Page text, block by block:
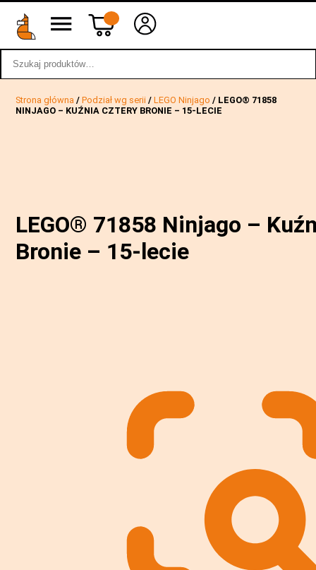
wstecz
Strona główna /Podział wg serii /LEGO Ninjago / LEGO® 71858
NINJAGO – KUŹNIA CZTERY BRONIE – 15-LECIE
LEGO® 71858 Ninjago –
Bronie – 15-lecie